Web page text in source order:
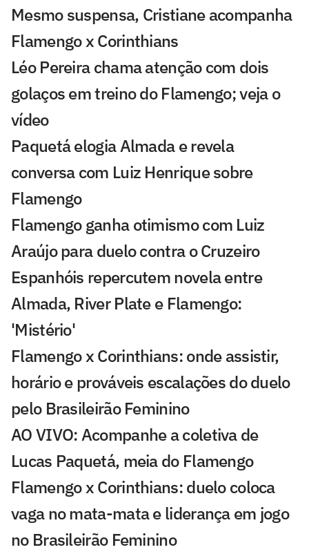
Mesmo suspensa, Cristiane acompanha
Flamengo x Corinthians
Léo Pereira chama atenção com dois
golaços em treino do Flamengo; veja o
vídeo
Paquetá elogia Almada e revela
conversa com Luiz Henrique sobre
Flamengo
Flamengo ganha otimismo com Luiz
Araújo para duelo contra o Cruzeiro
Espanhóis repercutem novela entre
Almada, River Plate e Flamengo:
'Mistério'
Flamengo x Corinthians: onde assistir,
horário e prováveis escalações do duelo
pelo Brasileirão Feminino
AO VIVO: Acompanhe a coletiva de
Lucas Paquetá, meia do Flamengo
Flamengo x Corinthians: duelo coloca
vaga no mata-mata e liderança em jogo
no Brasileirão Feminino